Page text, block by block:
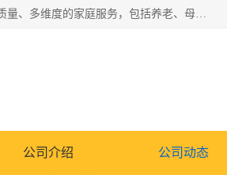
深圳市柏林家政有限公司是一家服务于深圳市民的专业家政公司。致力于为客户提供高质量、多维度的家庭服务，包括养老、母婴、月嫂育婴早教、康复理疗、家电清洗和保洁等方面的专业服务。
公司介绍 公司动态